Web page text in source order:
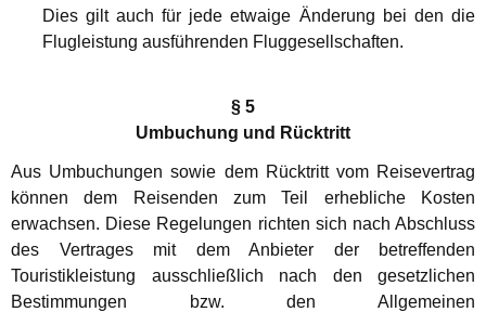
Dies gilt auch für jede etwaige Änderung bei den die
Flugleistung ausführenden Fluggesellschaften.
§ 5
Umbuchung und Rücktritt
Aus Umbuchungen sowie dem Rücktritt vom Reisevertrag
können dem Reisenden zum Teil erhebliche Kosten
erwachsen. Diese Regelungen richten sich nach Abschluss
des Vertrages mit dem Anbieter der betreffenden
Touristikleistung ausschließlich nach den gesetzlichen
Bestimmungen bzw. den Allgemeinen